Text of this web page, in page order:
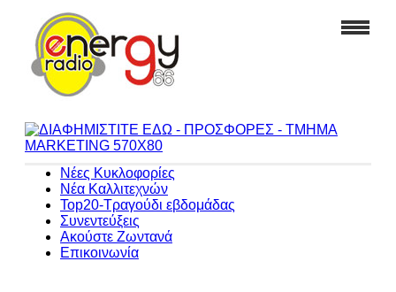
Νέες Κυκλοφορίες
Νέα Καλλιτεχνών
Top20-Τραγούδι εβδομάδας
Συνεντεύξεις
Ακούστε Ζωντανά
Επικοινωνία